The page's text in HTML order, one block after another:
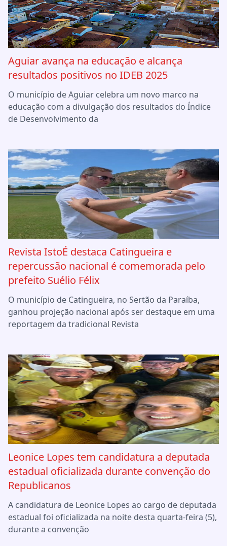
Aguiar avança na educação e alcança
resultados positivos no IDEB 2025
O município de Aguiar celebra um novo marco na
educação com a divulgação dos resultados do Índice
de Desenvolvimento da
Revista IstoÉ destaca Catingueira e
repercussão nacional é comemorada pelo
prefeito Suélio Félix
O município de Catingueira, no Sertão da Paraíba,
ganhou projeção nacional após ser destaque em uma
reportagem da tradicional Revista
Leonice Lopes tem candidatura a deputada
estadual oficializada durante convenção do
Republicanos
A candidatura de Leonice Lopes ao cargo de deputada
estadual foi oficializada na noite desta quarta-feira (5),
durante a convenção